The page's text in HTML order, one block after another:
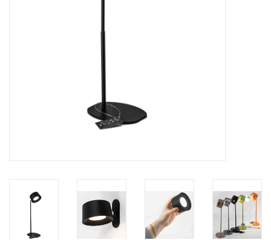
Verlichting
Tuinmeubels en deco